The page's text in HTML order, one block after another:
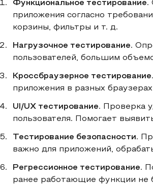
Функциональное тестирование.
приложения согласно
корзины, фильтры и т. д.
Нагрузочное тестирование.
пользователей, большим
Кроссбраузерное тестирование
приложения в разных
UI/UX тестирование. Проверка
пользователя. Помогает
Тестирование безопасности.
важно для приложений,
Регрессионное тестирование.
ранее работающие функции не